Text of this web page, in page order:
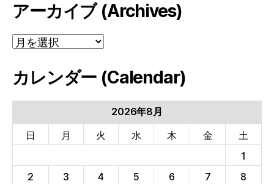
アーカイブ (Archives)
ア
イ
カレンダー (Calendar)
2026年8月
日
月 火 水 木 金
土
1
2
3 4 5 6 7
8